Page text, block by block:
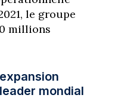
le groupe
millions
mondial